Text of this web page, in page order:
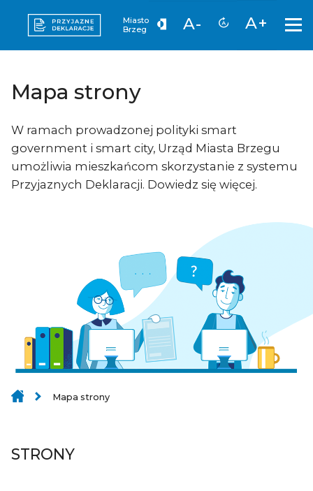
Miasto
Brzeg
A- A+
Mapa strony
W ramach prowadzonej polityki smart
government i smart city, Urząd Miasta Brzegu
umożliwia mieszkańcom skorzystanie z systemu
Przyjaznych Deklaracji. Dowiedz się więcej.
Mapa strony
STRONY